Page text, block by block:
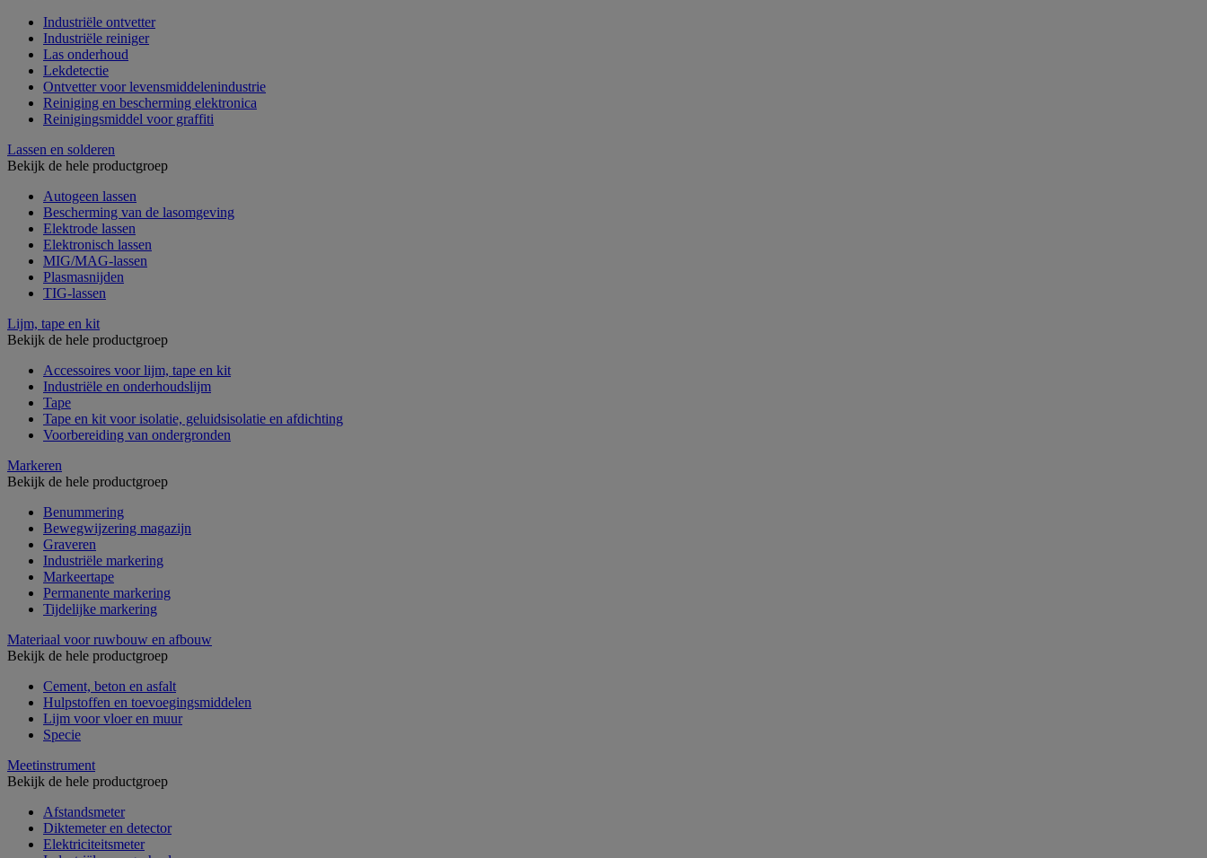
Industriële ontvetter
Industriële reiniger
Las onderhoud
Lekdetectie
Ontvetter voor levensmiddelenindustrie
Reiniging en bescherming elektronica
Reinigingsmiddel voor graffiti
Lassen en solderen
Bekijk de hele productgroep
Autogeen lassen
Bescherming van de lasomgeving
Elektrode lassen
Elektronisch lassen
MIG/MAG-lassen
Plasmasnijden
TIG-lassen
Lijm, tape en kit
Bekijk de hele productgroep
Accessoires voor lijm, tape en kit
Industriële en onderhoudslijm
Tape
Tape en kit voor isolatie, geluidsisolatie en afdichting
Voorbereiding van ondergronden
Markeren
Bekijk de hele productgroep
Benummering
Bewegwijzering magazijn
Graveren
Industriële markering
Markeertape
Permanente markering
Tijdelijke markering
Materiaal voor ruwbouw en afbouw
Bekijk de hele productgroep
Cement, beton en asfalt
Hulpstoffen en toevoegingsmiddelen
Lijm voor vloer en muur
Specie
Meetinstrument
Bekijk de hele productgroep
Afstandsmeter
Diktemeter en detector
Elektriciteitsmeter